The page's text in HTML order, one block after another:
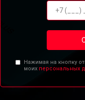
Нажимая на кнопку
моих персональных